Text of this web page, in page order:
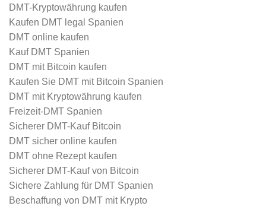
DMT-Kryptowährung kaufen
Kaufen DMT legal Spanien
DMT online kaufen
Kauf DMT Spanien
DMT mit Bitcoin kaufen
Kaufen Sie DMT mit Bitcoin Spanien
DMT mit Kryptowährung kaufen
Freizeit-DMT Spanien
Sicherer DMT-Kauf Bitcoin
DMT sicher online kaufen
DMT ohne Rezept kaufen
Sicherer DMT-Kauf von Bitcoin
Sichere Zahlung für DMT Spanien
Beschaffung von DMT mit Krypto